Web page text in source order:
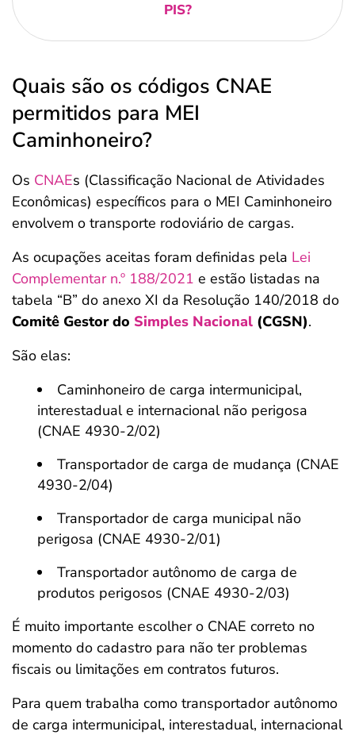
PIS?
Quais são os códigos CNAE
permitidos para MEI
Caminhoneiro?
Os CNAEs (Classificação Nacional de Atividades
Econômicas) específicos para o MEI Caminhoneiro
envolvem o transporte rodoviário de cargas.
As ocupações aceitas foram definidas pela Lei
Complementar n.º 188/2021 e estão listadas na
tabela “B” do anexo XI da Resolução 140/2018 do
Comitê Gestor do Simples Nacional (CGSN).
São elas:
Caminhoneiro de carga intermunicipal,
interestadual e internacional não perigosa
(CNAE 4930-2/02)
Transportador de carga de mudança (CNAE
4930-2/04)
Transportador de carga municipal não
perigosa (CNAE 4930-2/01)
Transportador autônomo de carga de
produtos perigosos (CNAE 4930-2/03)
É muito importante escolher o CNAE correto no
momento do cadastro para não ter problemas
fiscais ou limitações em contratos futuros.
Para quem trabalha como transportador autônomo
de carga intermunicipal, interestadual, internacional